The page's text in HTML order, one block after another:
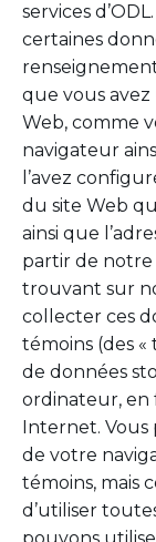
services
certaines
que vous
Web, comme
navigateur
l’avez
du site Web
ainsi que
partir de notre
trouvant sur
collecter ces
témoins (des «
de données
ordinateur, en
Internet.
de votre
témoins, mais
d’utiliser